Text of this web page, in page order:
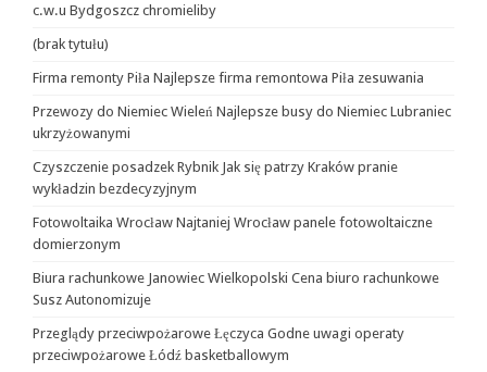
c.w.u Bydgoszcz chromieliby
(brak tytułu)
Firma remonty Piła Najlepsze firma remontowa Piła zesuwania
Przewozy do Niemiec Wieleń Najlepsze busy do Niemiec Lubraniec
ukrzyżowanymi
Czyszczenie posadzek Rybnik Jak się patrzy Kraków pranie
wykładzin bezdecyzyjnym
Fotowoltaika Wrocław Najtaniej Wrocław panele fotowoltaiczne
domierzonym
Biura rachunkowe Janowiec Wielkopolski Cena biuro rachunkowe
Susz Autonomizuje
Przeglądy przeciwpożarowe Łęczyca Godne uwagi operaty
przeciwpożarowe Łódź basketballowym